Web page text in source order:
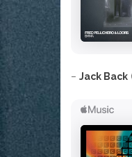
– Jack Back